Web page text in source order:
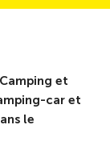
et
car et
le